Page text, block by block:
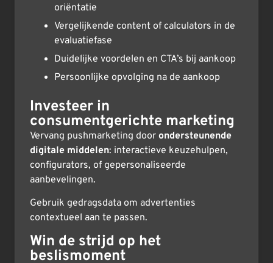
oriëntatie
Vergelijkende content of calculators in de
evaluatiefase
Duidelijke voordelen en CTA’s bij aankoop
Persoonlijke opvolging na de aankoop
Investeer in
consumentgerichte marketing
Vervang pushmarketing door ondersteunende
digitale middelen: interactieve keuzehulpen,
configurators, of gepersonaliseerde
aanbevelingen.
Gebruik gedragsdata om advertenties
contextueel aan te passen.
Win de strijd op het
beslismoment